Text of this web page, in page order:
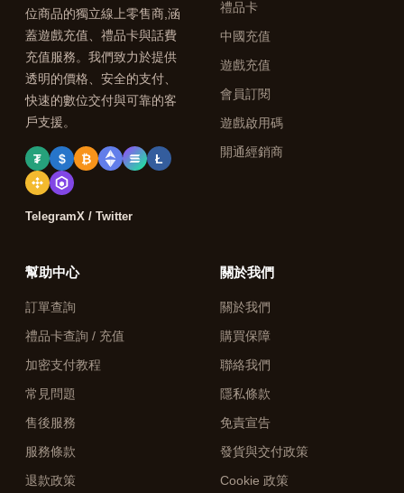
位商品的獨立線上零售商,涵
蓋遊戲充值、禮品卡與話費
充值服務。我們致力於提供
透明的價格、安全的支付、
快速的數位交付與可靠的客
戶支援。
₮ $ ₿ Ł
TelegramX / Twitter
禮品卡
中國充值
遊戲充值
會員訂閱
遊戲啟用碼
開通經銷商
幫助中心
訂單查詢
禮品卡查詢 / 充值
加密支付教程
常見問題
售後服務
服務條款
退款政策
關於我們
關於我們
購買保障
聯絡我們
隱私條款
免責宣告
發貨與交付政策
Cookie 政策